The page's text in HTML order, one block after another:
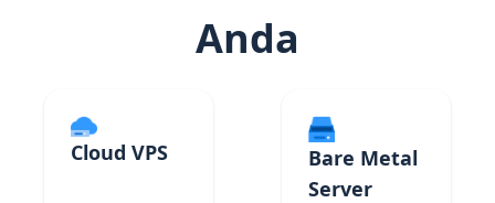
Anda
Cloud VPS
Bare Metal
Server